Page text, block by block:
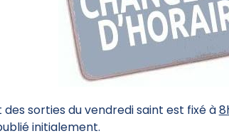
des sorties du vendredi saint est fixé à
initialement.